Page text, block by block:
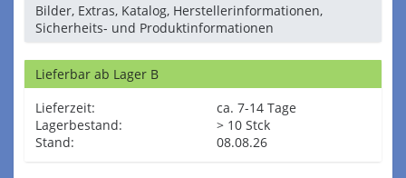
Bilder, Extras, Katalog, Herstellerinformationen,
Sicherheits- und Produktinformationen
Lieferbar ab Lager B
Lieferzeit:
ca. 7-14 Tage
Lagerbestand:
> 10 Stck
Stand:
08.08.26